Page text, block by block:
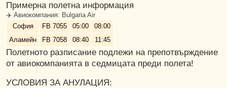
Примерна полетна информация
✈️ Авиокомпания: Bulgaria Air
София
FB 7055 05:00
08:00
Аламейн
FB 7058 08:40 11:45
Полетното разписание подлежи на препотвърждение
от авиокомпанията в седмицата преди полета!
УСЛОВИЯ ЗА АНУЛАЦИЯ: